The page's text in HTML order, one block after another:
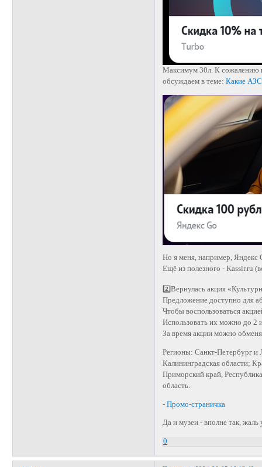
Максимум 30л. К сожалению
обсуждаем в теме:Какие АЗС
Но я меня, например, Яндекс
Ещё из полезного - Kassir.ru
2️⃣Вернулась акция
Предложение доступно для
Чтобы воспользоваться
Использовать их можно до 2
За время акции можно
Регионы: Санкт-Петербург и
Калининградская области;
Приморский край,
область.
-Промо-страничка
Да и музеи - вполне так,
0